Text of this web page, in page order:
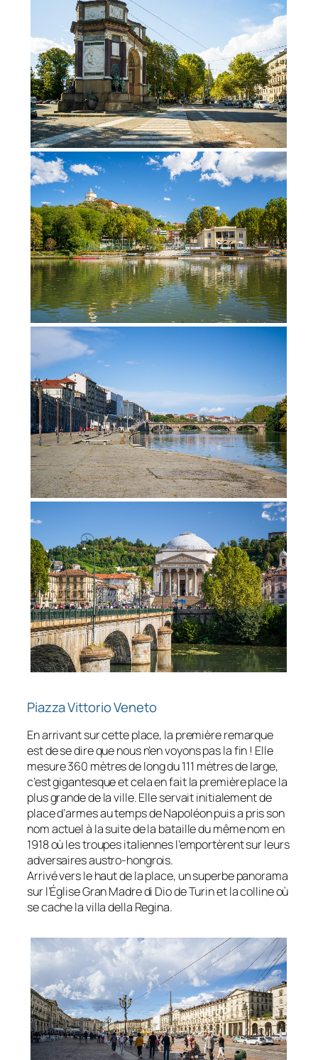
Piazza Vittorio Veneto
En arrivant sur cette place, la première remarque
est de se dire que nous n’en voyons pas la fin ! Elle
mesure 360 mètres de long du 111 mètres de large,
c’est gigantesque et cela en fait la première place la
plus grande de la ville. Elle servait initialement de
place d’armes au temps de Napoléon puis a pris son
nom actuel à la suite de la bataille du même nom en
1918 où les troupes italiennes l’emportèrent sur leurs
adversaires austro-hongrois.
Arrivé vers le haut de la place, un superbe panorama
sur l’Église Gran Madre di Dio de Turin et la colline où
se cache la villa della Regina.